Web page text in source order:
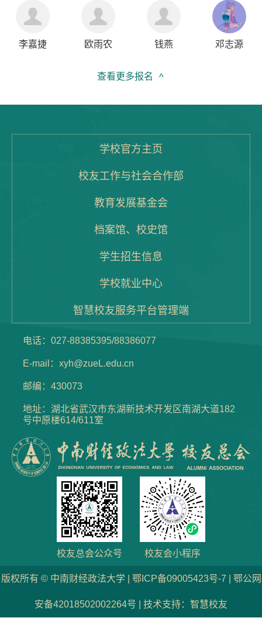
李嘉捷 欧雨农 钱燕 邓志源
刘佳一 刘福亮 余闰焘
查看更多报名 ^
学校官方主页
校友工作与社会合作部
教育发展基金会
档案馆、校史馆
学生招生信息
学校就业中心
智慧校友服务平台管理端
电话：027-88385395/88386077
E-mail：xyh@zueL.edu.cn
邮编：430073
地址：湖北省武汉市东湖新技术开发区南湖大道182
号中原楼614/611室
校友总会公众号 校友会小程序
版权所有 © 中南财经政法大学 | 鄂ICP备09005423号-7 | 鄂公网
安备42018502002264号 | 技术支持：智慧校友